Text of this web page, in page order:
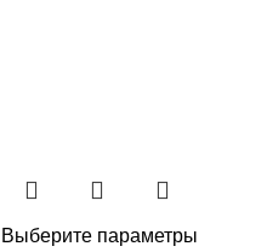
Выберите параметры